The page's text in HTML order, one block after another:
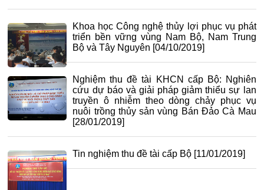
Khoa học Công nghệ thủy lợi phục vụ phát
triển bền vững vùng Nam Bộ, Nam Trung
Bộ và Tây Nguyên [04/10/2019]
Nghiệm thu đề tài KHCN cấp Bộ: Nghiên
cứu dự báo và giải pháp giảm thiểu sự lan
truyền ô nhiễm theo dòng chảy phục vụ
nuôi trồng thủy sản vùng Bán Đảo Cà Mau
[28/01/2019]
Tin nghiệm thu đề tài cấp Bộ [11/01/2019]